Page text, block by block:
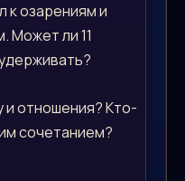
озарениям и
Может ли 11
и отношения? Кто-
сочетанием?